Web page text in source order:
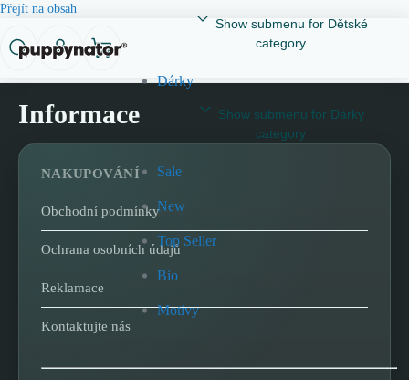
Přejít na obsah
Show submenu for Dětské
category
Dárky
Show submenu for Dárky
category
Sale
New
Top Seller
Bio
Motivy
Informace
NAKUPOVÁNÍ
Obchodní podmínky
Ochrana osobních údajů
Reklamace
Kontaktujte nás